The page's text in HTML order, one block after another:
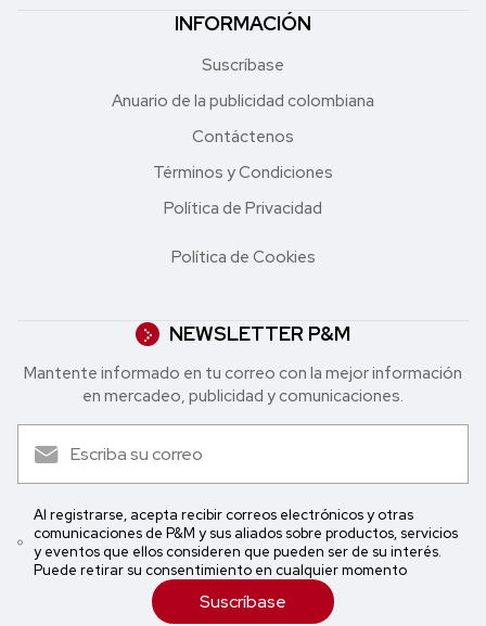
INFORMACIÓN
Suscríbase
Anuario de la publicidad colombiana
Contáctenos
Términos y Condiciones
Política de Privacidad
Política de Cookies
NEWSLETTER P&M
Mantente informado en tu correo con la mejor in formación
en mercadeo, publicidad y comunicaciones.
Al registrarse, acepta recibir correos electrónicos y otras
comunicaciones de P&M y sus aliados sobre productos, servicios
y eventos que ellos consideren que pueden ser de su interés.
Puede retirar su consentimiento en cualquier momento
Suscríbase